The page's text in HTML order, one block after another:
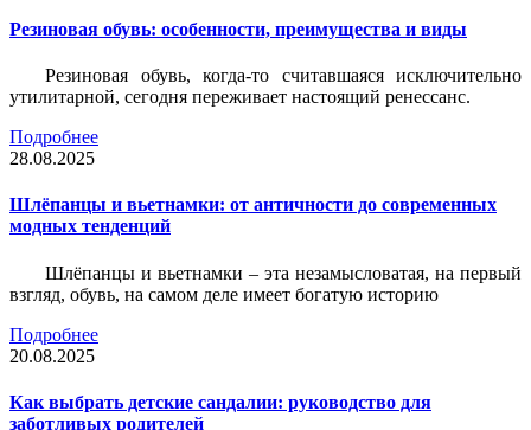
Резиновая обувь: особенности, преимущества и виды
Резиновая обувь, когда-то считавшаяся исключительно
утилитарной, сегодня переживает настоящий ренессанс.
Подробнее
28.08.2025
Шлёпанцы и вьетнамки: от античности до современных
модных тенденций
Шлёпанцы и вьетнамки – эта незамысловатая, на первый
взгляд, обувь, на самом деле имеет богатую историю
Подробнее
20.08.2025
Как выбрать детские сандалии: руководство для
заботливых родителей